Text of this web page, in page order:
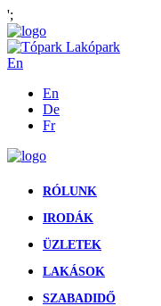
';
En
En
De
Fr
RÓLUNK
IRODÁK
ÜZLETEK
LAKÁSOK
SZABADIDŐ